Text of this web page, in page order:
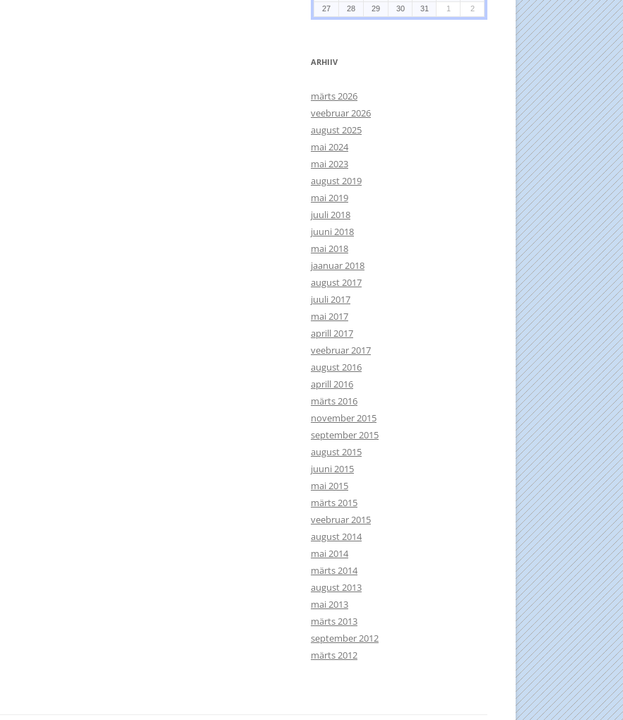
27
28 29 30 31 1 2
ARHIIV
märts 2026
veebruar 2026
august 2025
mai 2024
mai 2023
august 2019
mai 2019
juuli 2018
juuni 2018
mai 2018
jaanuar 2018
august 2017
juuli 2017
mai 2017
aprill 2017
veebruar 2017
august 2016
aprill 2016
märts 2016
november 2015
september 2015
august 2015
juuni 2015
mai 2015
märts 2015
veebruar 2015
august 2014
mai 2014
märts 2014
august 2013
mai 2013
märts 2013
september 2012
märts 2012